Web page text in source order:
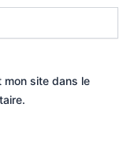
mon site dans le